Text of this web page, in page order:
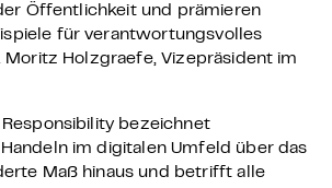
Öffentlichkeit und prämieren
für verantwortungsvolles
Moritz Holzgraefe, Vizepräsident im
bezeichnet
im digitalen Umfeld über das
Maß hinaus und betrifft alle